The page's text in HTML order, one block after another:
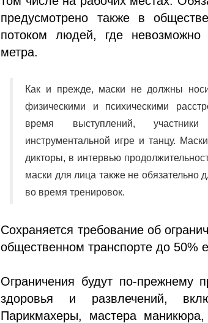
предусмотрено также в
потоком людей, где
метра.
Как и прежде, маски не должны
физическими и психическими
время выступлений,
инструментальной игре и танцу.
дикторы, в интервью
маски для лица также не обязательно
во время тренировок.
Сохраняется требование об
общественном транспорте до 50%
Ограничения будут по-прежнему
здоровья и развлечений,
Парикмахеры, мастера